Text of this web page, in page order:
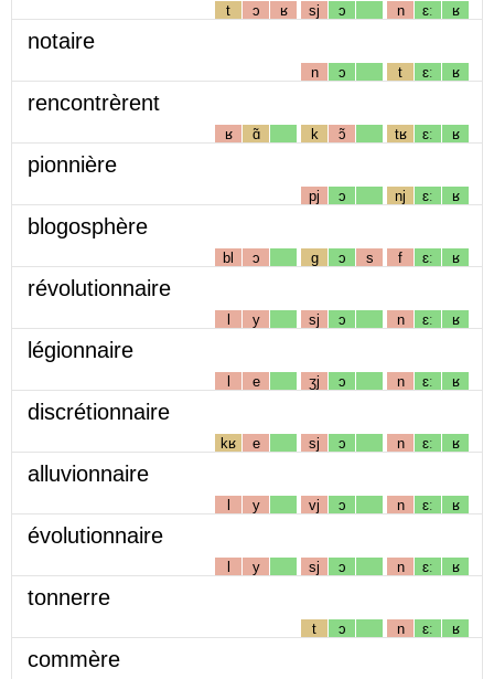
t ɔ ʁ sj ɔ n ɛː ʁ
notaire
n ɔ t ɛː ʁ
rencontrèrent
ʁ ɑ̃ k ɔ̃ tʁ ɛː ʁ
pionnière
pj ɔ nj ɛː ʁ
blogosphère
bl ɔ g ɔ s f ɛː ʁ
révolutionnaire
l y sj ɔ n ɛː ʁ
légionnaire
l e ʒj ɔ n ɛː ʁ
discrétionnaire
kʁ e sj ɔ n ɛː ʁ
alluvionnaire
l y vj ɔ n ɛː ʁ
évolutionnaire
l y sj ɔ n ɛː ʁ
tonnerre
t ɔ n ɛː ʁ
commère